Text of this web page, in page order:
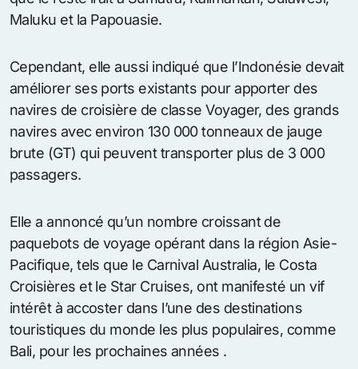
Maluku et la Papouasie.
Cependant, elle aussi indiqué que l’Indonésie devait
améliorer ses ports existants pour apporter des
navires de croisière de classe Voyager, des grands
navires avec environ 130 000 tonneaux de jauge
brute (GT) qui peuvent transporter plus de 3 000
passagers.
Elle a annoncé qu’un nombre croissant de
paquebots de voyage opérant dans la région Asie-
Pacifique, tels que le Carnival Australia, le Costa
Croisières et le Star Cruises, ont manifesté un vif
intérêt à accoster dans l’une des destinations
touristiques du monde les plus populaires, comme
Bali, pour les prochaines années .